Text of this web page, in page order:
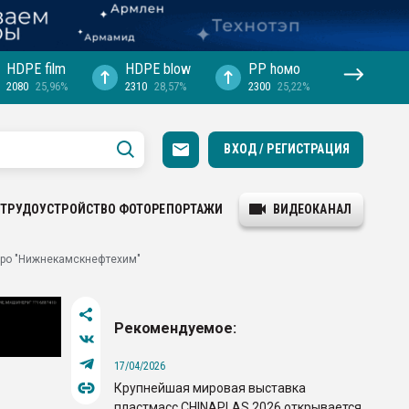
HDPE film
2080 25,96%
HDPE blow
2310 28,57%
PP hомо
2300 25,22%
ВХОД / РЕГИСТРАЦИЯ
ТРУДОУСТРОЙСТВО ФОТОРЕПОРТАЖИ ВИДЕОКАНАЛ
"Нижнекамскнефтехим"
Рекомендуемое:
17/04/2026
Крупнейшая мировая выставка